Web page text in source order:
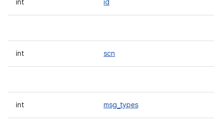
int id
int scn
int msg_types